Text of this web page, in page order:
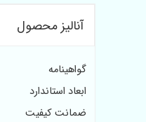
آنالیز محصول
گواهینامه
ابعاد استاندارد
ضمانت کیفیت